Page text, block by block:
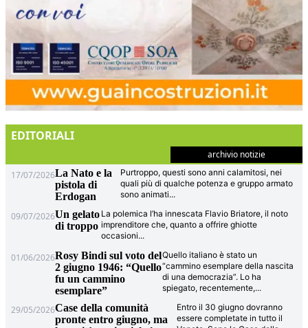
EDITORIALI
archivio notizie
17/07/2026La Nato e la
pistola di
Erdogan
Purtroppo, questi sono anni calamitosi, nei
quali più di qualche potenza e gruppo armato
sono animati...
09/07/2026Un gelato
di troppo
La polemica l’ha innescata Flavio Briatore, il noto
imprenditore che, quanto a offrire ghiotte
occasioni...
01/06/2026Rosy Bindi sul voto del
2 giugno 1946: “Quello
fu un cammino
esemplare”
Quello italiano è stato un
“cammino esemplare della nascita
di una democrazia”. Lo ha
spiegato, recentemente,...
29/05/2026Case della comunità
pronte entro giugno, ma
Entro il 30 giugno dovranno
essere completate in tutto il